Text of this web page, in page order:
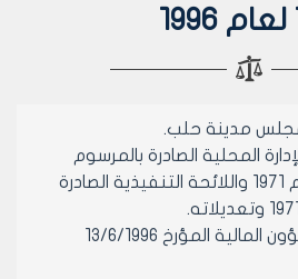
مدينة حلب.
المحلية الصادرة بالمرسوم
التشريعي رقم /15/ لعام 1971 واللائحة التنفيذية الصادرة
وعلى كتاب مديرية الشؤون المالية المؤرخ 13/6/1996